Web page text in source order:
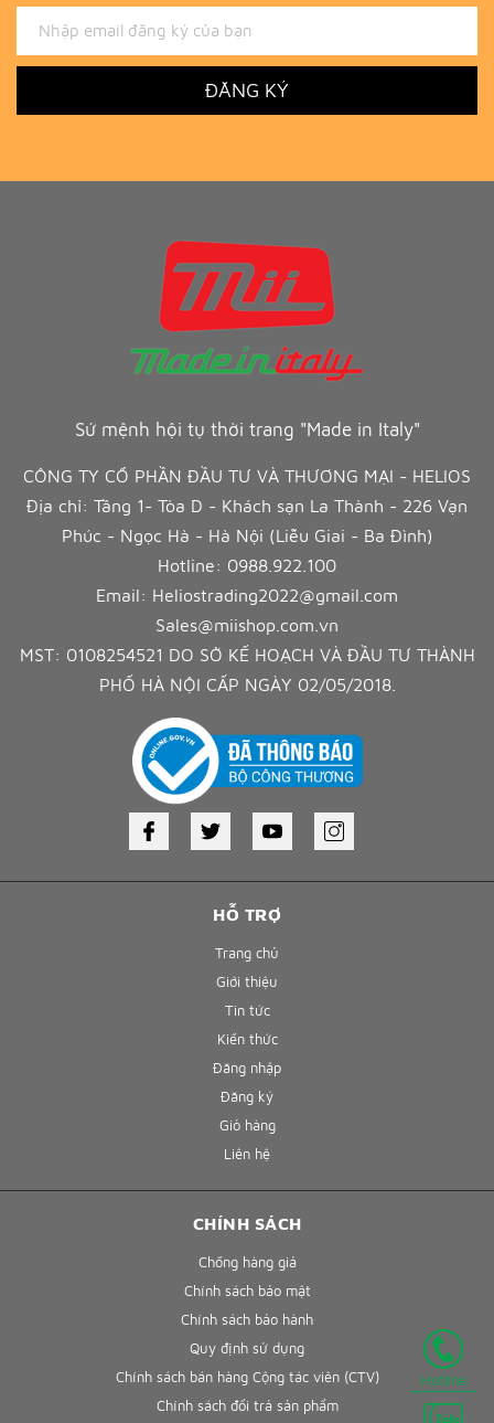
Hotline
ĐĂNG KÝ
HỖ TRỢ
Trang chủ
Giới thiệu
Tin tức
Kiến thức
Đăng nhập
Đăng ký
Giỏ hàng
Liên hệ
Sứ mệnh hội tụ thời trang "Made in Italy"
CÔNG TY CỔ PHẦN ĐẦU TƯ VÀ THƯƠNG MẠI - HELIOS
Địa chỉ: Tầng 1- Tòa D - Khách sạn La Thành - 226 Vạn
Phúc - Ngọc Hà - Hà Nội (Liễu Giai - Ba Đình)
Hotline: 0988.922.100
Email: Heliostrading2022@gmail.com
Sales@miishop.com.vn
MST: 0108254521 DO SỞ KẾ HOẠCH VÀ ĐẦU TƯ THÀNH
PHỐ HÀ NỘI CẤP NGÀY 02/05/2018.
CHÍNH SÁCH
Chống hàng giả
Chính sách bảo mật
Chính sách bảo hành
Quy định sử dụng
Chính sách bán hàng Cộng tác viên (CTV)
Chính sách đổi trả sản phẩm